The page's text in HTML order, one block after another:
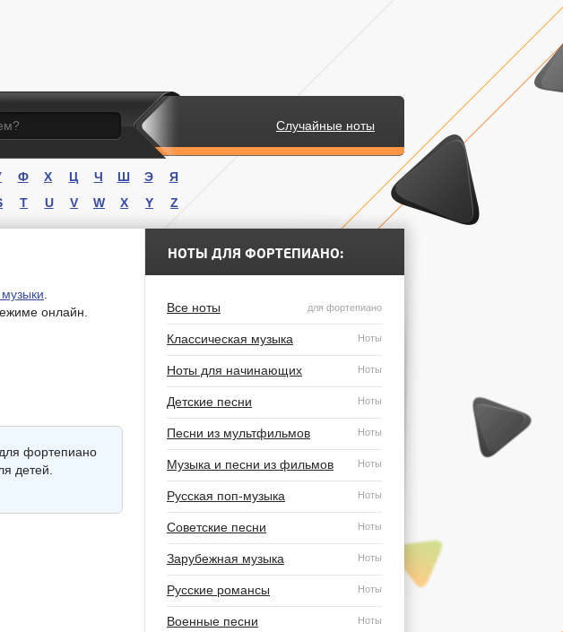
Случайные ноты
.
Ф Х Ц Ч Ш Э
Я
T U V W X Y Z
онлайн.
фортепиано
детей.
НОТЫ ДЛЯ ФОРТЕПИАНО:
Все ноты для фортепиано
Классическая музыка Ноты
Ноты для начинающих Ноты
Детские песни Ноты
Песни из мультфильмов Ноты
Музыка и песни из фильмов Ноты
Русская поп-музыка Ноты
Советские песни Ноты
Зарубежная музыка Ноты
Русские романсы Ноты
Военные песни Ноты